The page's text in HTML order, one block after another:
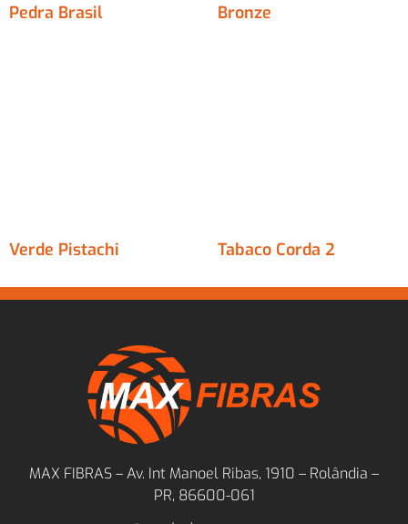
Pedra Brasil Bronze
Verde Pistachi Tabaco Corda 2
MAX FIBRAS – Av. Int Manoel Ribas, 1910 – Rolândia –
PR, 86600-061